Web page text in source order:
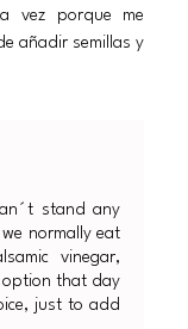
vez porque me
añadir semillas y
stand any
normally eat
vinegar,
option that day
just to add